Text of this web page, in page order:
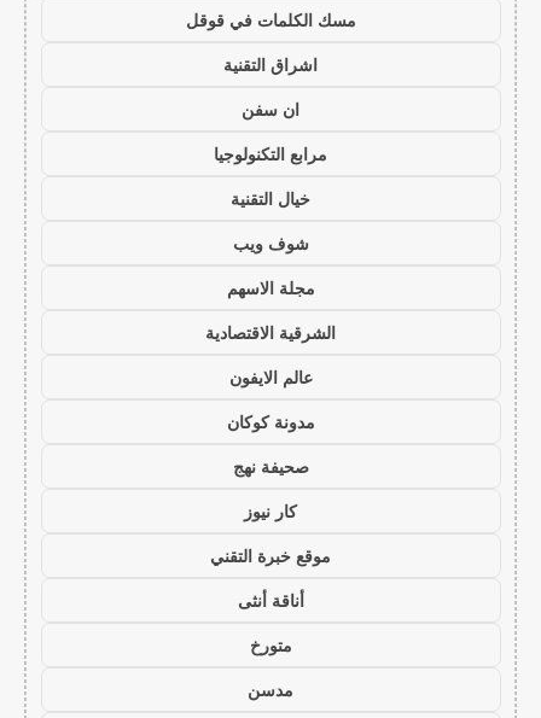
مسك الكلمات في قوقل
اشراق التقنية
ان سفن
مرابع التكنولوجيا
خيال التقنية
شوف ويب
مجلة الاسهم
الشرقية الاقتصادية
عالم الايفون
مدونة كوكان
صحيفة نهج
كار نيوز
موقع خبرة التقني
أناقة أنثى
متورخ
مدسن